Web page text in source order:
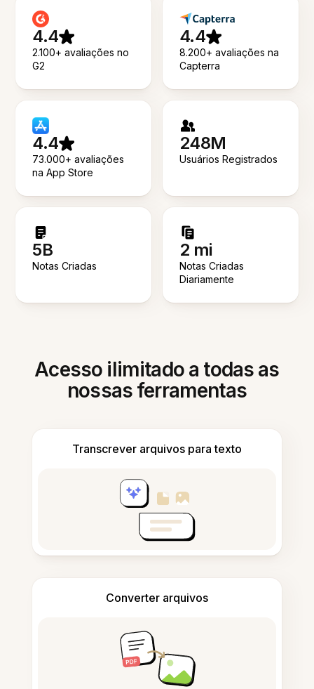
4.4
2.100+ avaliações no
G2
4.4
8.200+ avaliações na
Capterra
4.4
73.000+ avaliações
na App Store
248M
Usuários Registrados
5B
Notas Criadas
2 mi
Notas Criadas
Diariamente
Acesso ilimitado a todas as
nossas ferramentas
Transcrever arquivos para texto
Converter arquivos